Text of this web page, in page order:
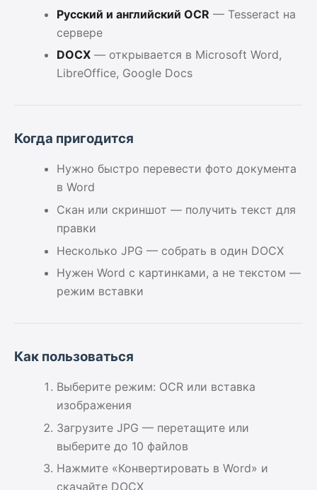
Русский и английский OCR — Tesseract на
сервере
DOCX — открывается в Microsoft Word,
LibreOffice, Google Docs
Когда пригодится
Нужно быстро перевести фото документа
в Word
Скан или скриншот — получить текст для
правки
Несколько JPG — собрать в один DOCX
Нужен Word с картинками, а не текстом —
режим вставки
Как пользоваться
Выберите режим: OCR или вставка
изображения
Загрузите JPG — перетащите или
выберите до 10 файлов
Нажмите «Конвертировать в Word» и
скачайте DOCX